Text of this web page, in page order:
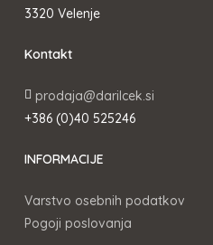
3320 Velenje
Kontakt
prodaja@darilcek.si
+386 (0)40 525246
INFORMACIJE
Varstvo osebnih podatkov
Pogoji poslovanja